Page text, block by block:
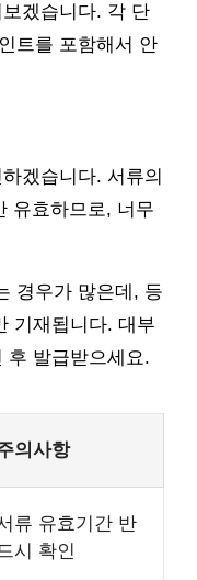
겠습니다. 각 단
트를 포함해서 안
겠습니다. 서류의
유효하므로, 너무
경우가 많은데, 등
기재됩니다. 대부
후 발급받으세요.
의사항
류 유효기간 반
시 확인